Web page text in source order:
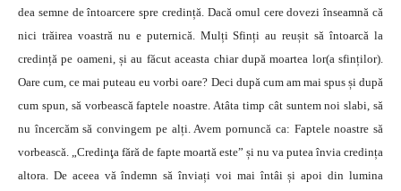
dea semne de întoarcere spre credință. Dacă omul cere dovezi înseamnă că
nici trăirea voastră nu e puternică. Mulți Sfinți au reușit să întoarcă la
credință pe oameni, și au făcut aceasta chiar după moartea lor(a sfinților).
Oare cum, ce mai puteau eu vorbi oare? Deci după cum am mai spus și după
cum spun, să vorbească faptele noastre. Atâta timp cât suntem noi slabi, să
nu încercăm să convingem pe alți. Avem pornuncă ca: Faptele noastre să
vorbească. „Credinţa fără de fapte moartă este” și nu va putea învia credința
altora. De aceea vă îndemn să înviați voi mai întâi și apoi din lumina